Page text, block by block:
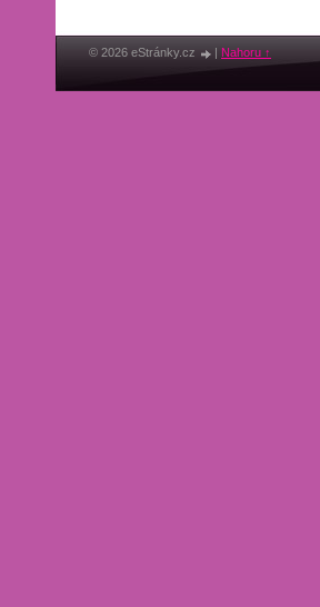
© 2026 eStránky.cz | Nahoru ↑